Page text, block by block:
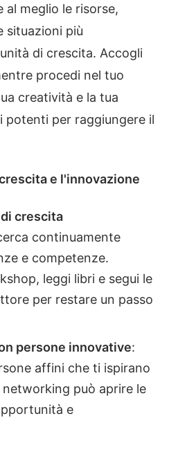
meglio le risorse,
situazioni più
di crescita. Accogli
procedi nel tuo
creatività e la tua
potenti per raggiungere il
e l'innovazione
crescita
continuamente
e competenze.
leggi libri e segui le
per restare un passo
persone innovative:
affini che ti ispirano
può aprire le
e